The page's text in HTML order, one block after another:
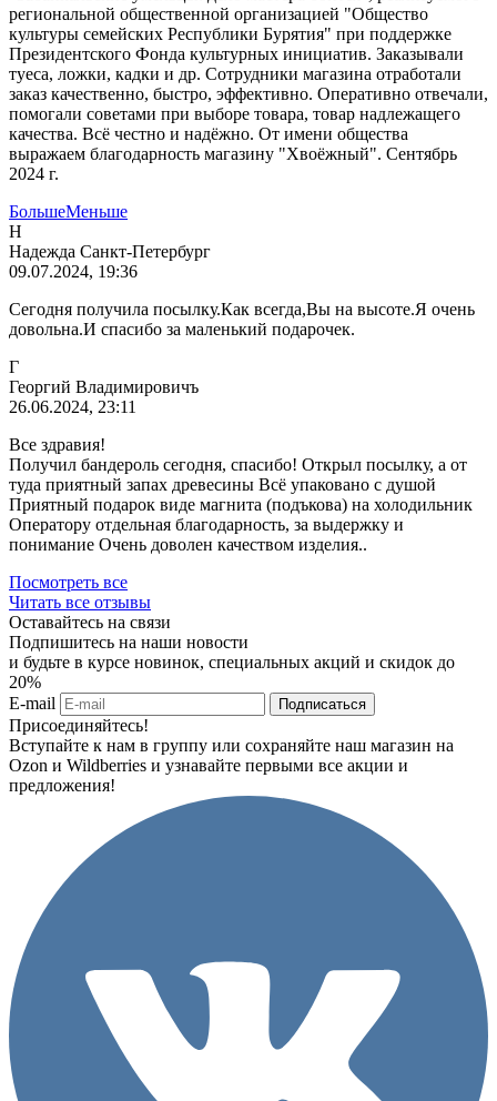
региональной общественной организацией "Общество
культуры семейских Республики Бурятия" при поддержке
Президентского Фонда культурных инициатив. Заказывали
туеса, ложки, кадки и др. Сотрудники магазина отработали
заказ качественно, быстро, эффективно. Оперативно отвечали,
помогали советами при выборе товара, товар надлежащего
качества. Всё честно и надёжно. От имени общества
выражаем благодарность магазину "Хвоёжный". Сентябрь
2024 г.
БольшеМеньше
Н
Надежда Санкт-Петербург
09.07.2024, 19:36
Сегодня получила посылку.Как всегда,Вы на высоте.Я очень
довольна.И спасибо за маленький подарочек.
Г
Георгий Владимировичъ
26.06.2024, 23:11
Все здравия!
Получил бандероль сегодня, спасибо! Открыл посылку, а от
туда приятный запах древесины Всё упаковано с душой
Приятный подарок виде магнита (подъкова) на холодильник
Оператору отдельная благодарность, за выдержку и
понимание Очень доволен качеством изделия..
Посмотреть все
Читать все отзывы
Оставайтесь на связи
Подпишитесь на наши новости
и будьте в курсе новинок, специальных акций и скидок до
20%
E-mail
Подписаться
Присоединяйтесь!
Вступайте к нам в группу или сохраняйте наш магазин на
Ozon и Wildberries и узнавайте первыми все акции и
предложения!